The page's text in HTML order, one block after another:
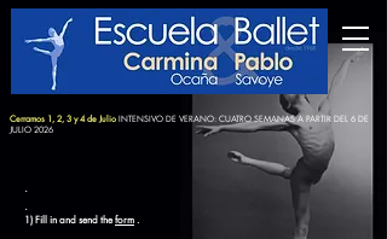
Cerramos 1, 2, 3 y 4 de Julio INTENSIVO DE VERANO: CUATRO SEMANAS A PARTIR DEL 6 DE
JULIO 2026
.
.
1) Fill in and send theform .